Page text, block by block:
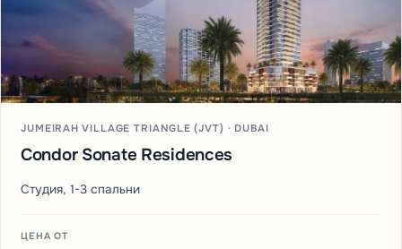
JUMEIRAH VILLAGE TRIANGLE (JVT) · DUBAI
Condor Sonate Residences
Студия, 1-3 спальни
ЦЕНА ОТ